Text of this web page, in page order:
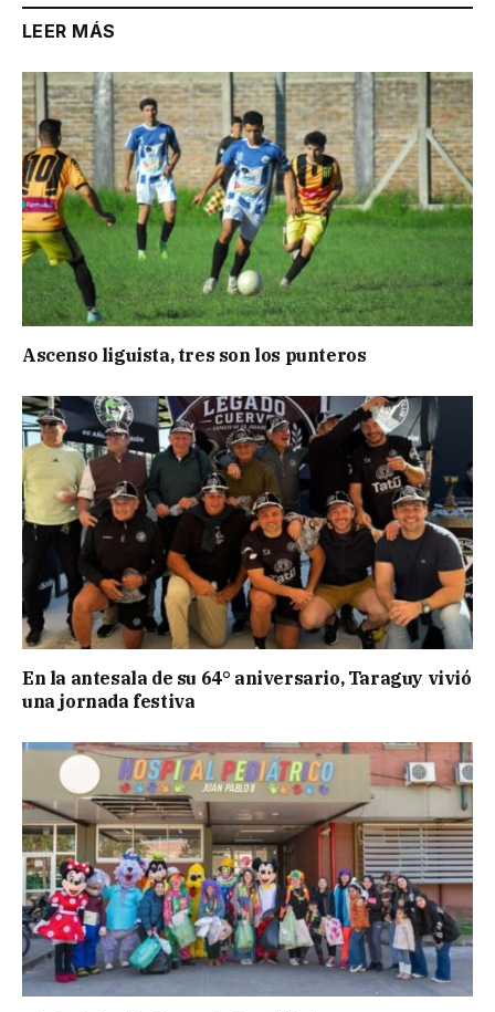
LEER MÁS
Ascenso liguista, tres son los punteros
En la antesala de su 64° aniversario, Taraguy vivió
una jornada festiva